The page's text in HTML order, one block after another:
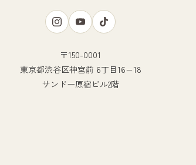
〒150-0001
東京都渋谷区神宮前 6丁目16−18
サンドー原宿ビル2階